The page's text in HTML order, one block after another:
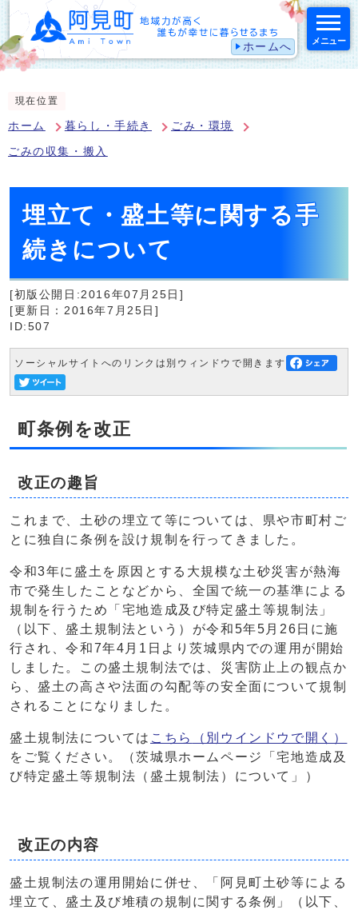
ホームへ メニュー
現在位置
ホーム 暮らし・手続き ごみ・環境
ごみの収集・搬入
埋立て・盛土等に関する手
続きについて
[初版公開日:2016年07月25日]
[更新日：2016年7月25日]
ID:507
ソーシャルサイトへのリンクは別ウィンドウで開きます
町条例を改正
改正の趣旨
これまで、土砂の埋立て等については、県や市町村ご
とに独自に条例を設け規制を行ってきました。
令和3年に盛土を原因とする大規模な土砂災害が熱海
市で発生したことなどから、全国で統一の基準による
規制を行うため「宅地造成及び特定盛土等規制法」
（以下、盛土規制法という）が令和5年5月26日に施
行され、令和7年4月1日より茨城県内での運用が開始
しました。この盛土規制法では、災害防止上の観点か
ら、盛土の高さや法面の勾配等の安全面について規制
されることになりました。
盛土規制法については こちら
（別ウインドウで開く）
をご覧ください。（茨城県ホームページ「宅地造成及
び特定盛土等規制法（盛土規制法）について」）
改正の内容
盛土規制法の運用開始に併せ、「阿見町土砂等による
埋立て、盛土及び堆積の規制に関する条例」（以下、